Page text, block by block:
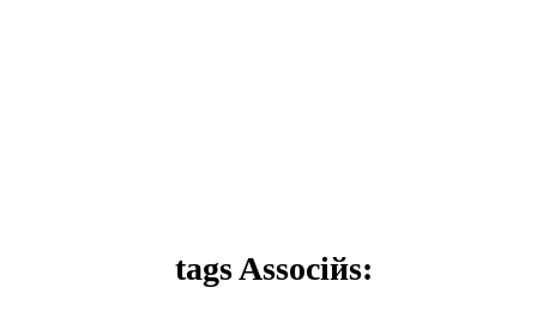
tags Associйs: